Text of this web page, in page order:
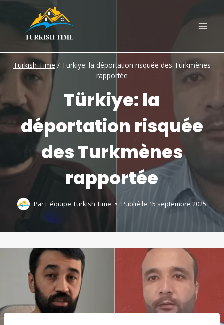
content
Turkish Time/ Türkiye: la déportation risquée des Turkmènes
rapportée
Türkiye: la
déportation risquée
des Turkmènes
rapportée
ParL'équipe Turkish Time Publié le 15 septembre 2025